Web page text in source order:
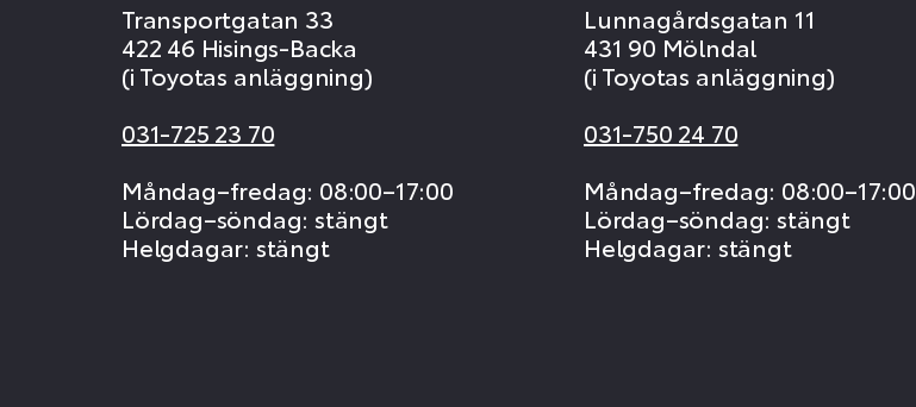
Transportgatan 33
422 46 Hisings-Backa
(i Toyotas anläggning)
031-725 23 70
Måndag–fredag: 08:00–17:00
Lördag–söndag: stängt
Helgdagar: stängt
Lunnagårdsgatan 11
431 90 Mölndal
(i Toyotas anläggning)
031-750 24 70
Måndag–fredag: 08:00–17:00
Lördag–söndag: stängt
Helgdagar: stängt